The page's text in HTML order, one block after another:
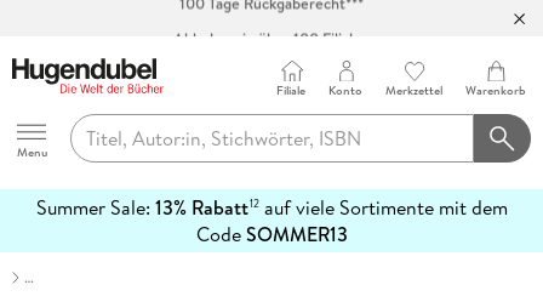
Abholung in über 100 Filialen
Hugendubel
Menu
Filiale Konto Merkzettel Warenkorb
Summer Sale: 13% Rabatt12auf viele Sortimente mit dem
CodeSOMMER13
erfahren
…